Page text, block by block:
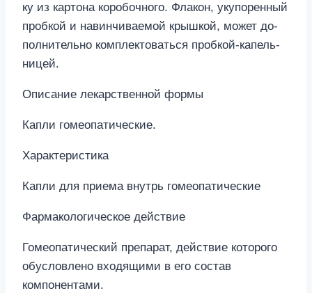
ку из кар­то­на ко­ро­боч­но­го. Фла­кон, уку­по­рен­ный
проб­кой и на­вин­чи­ва­е­мой крыш­кой, мо­жет до­
пол­ни­тель­но ком­плек­то­вать­ся проб­кой-ка­пель­
ни­цей.
Описание лекарственной формы
Капли гомеопатические.
Характеристика
Капли для приема внутрь гомеопатические
Фармакологическое действие
Гомеопатический препарат, действие которого
обусловлено входящими в его состав
компонентами.